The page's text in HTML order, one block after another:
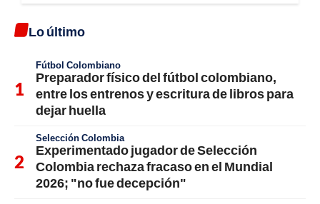
Lo último
Fútbol Colombiano
Preparador físico del fútbol colombiano,
entre los entrenos y escritura de libros para
dejar huella
Selección Colombia
Experimentado jugador de Selección
Colombia rechaza fracaso en el Mundial
2026; "no fue decepción"